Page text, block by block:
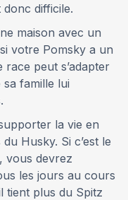
difficile.
maison avec un
votre Pomsky a un
peut s’adapter
famille lui
la vie en
Husky. Si c’est le
vous devrez
les jours au cours
tient plus du Spitz